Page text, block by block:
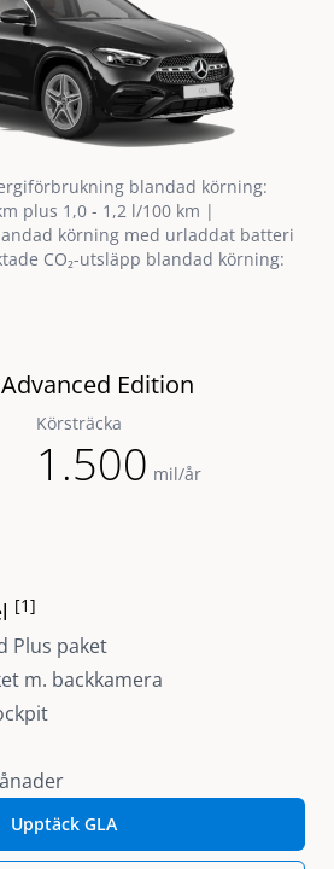
blandad körning:
plus 1,0 - 1,2 l/100 km |
körning med urladdat batteri
CO₂-utsläpp blandad körning:
Edition
Körsträcka
1.500 mil/år
[1]
Plus paket
m. backkamera
Upptäck GLA